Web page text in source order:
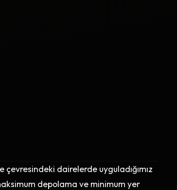
dairelerde uyguladığımız
depolama ve minimum yer